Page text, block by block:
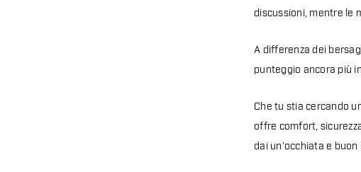
discussioni, mentre le
A differenza dei
punteggio ancora più
Che tu stia cercando
offre comfort,
dai un’occhiata e